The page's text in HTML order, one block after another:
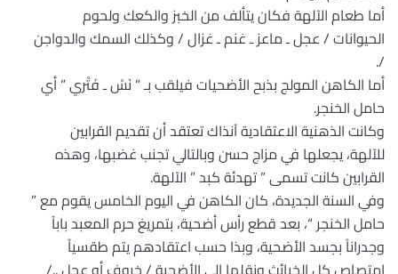
أما طعام الآلهة فكان يتألف من الخبز والكعك ولحوم
الحيوانات / عجل ـ ماعز ـ غنم ـ غزال / وكذلك السمك والدواجن
/.
أما الكاهن المولج بذبح الأضحيات فيلقب بـ ” نَسْ ـ فَتْري ” أي
حامل الخنجر.
وكانت الذهنية الاعتقادية آنذاك تعتقد أن تقديم القرابين
للآلهة، يجعلها في مزاج حسن وبالتالي تجنب غضبها، وهذه
القرابين كانت تسمى ” تهدئة كبد ” الآلهة.
وفي السنة الجديدة، كان الكاهن في اليوم الخامس يقوم مع ”
حامل الخنجر “، بعد قطع رأس أضحية، بتمريغ حرم المعبد باباً
وجدراناً بجسد الأضحية، وبذا حسب اعتقادهم يتم طقسياً